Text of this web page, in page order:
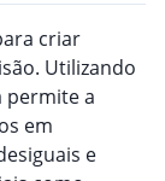
criar
Utilizando
permite a
em
e